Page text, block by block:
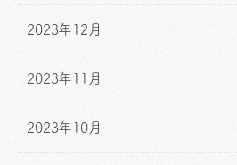
2023年12月
2023年11月
2023年10月